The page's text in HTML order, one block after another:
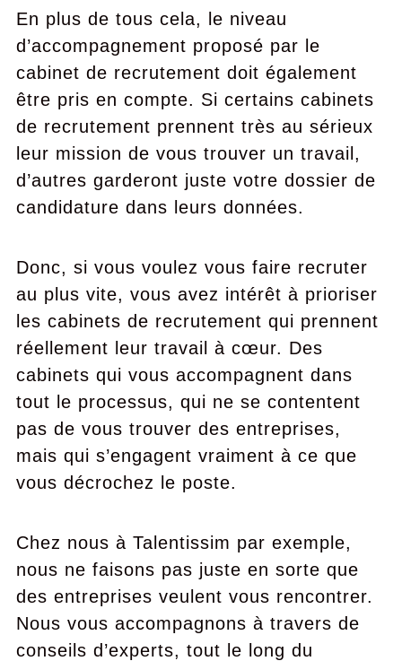
En plus de tous cela, le niveau
d’accompagnement proposé par le
cabinet de recrutement doit également
être pris en compte. Si certains cabinets
de recrutement prennent très au sérieux
leur mission de vous trouver un travail,
d’autres garderont juste votre dossier de
candidature dans leurs données.
Donc, si vous voulez vous faire recruter
au plus vite, vous avez intérêt à prioriser
les cabinets de recrutement qui prennent
réellement leur travail à cœur. Des
cabinets qui vous accompagnent dans
tout le processus, qui ne se contentent
pas de vous trouver des entreprises,
mais qui s’engagent vraiment à ce que
vous décrochez le poste.
Chez nous à Talentissim par exemple,
nous ne faisons pas juste en sorte que
des entreprises veulent vous rencontrer.
Nous vous accompagnons à travers de
conseils d’experts, tout le long du